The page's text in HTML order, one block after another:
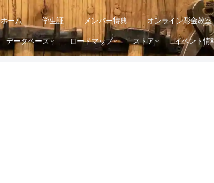
ホーム 学生証 メンバー特典 オンライン彫金教室
データベース ロードマップ ストア イベント情